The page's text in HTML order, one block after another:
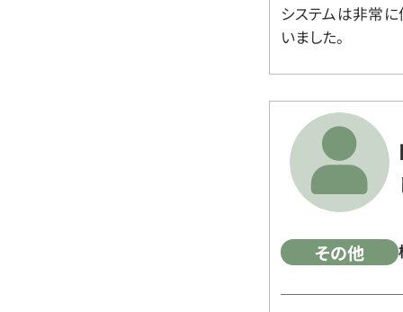
システムは非常に
いました。
その他